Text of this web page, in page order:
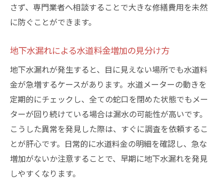
さず、専門業者へ相談することで大きな修繕費用を未然
に防ぐことができます。
地下水漏れによる水道料金増加の見分け方
地下水漏れが発生すると、目に見えない場所でも水道料
金が急増するケースがあります。水道メーターの動きを
定期的にチェックし、全ての蛇口を閉めた状態でもメー
ターが回り続けている場合は漏水の可能性が高いです。
こうした異常を発見した際は、すぐに調査を依頼するこ
とが肝心です。日常的に水道料金の明細を確認し、急な
増加がないか注意することで、早期に地下水漏れを発見
しやすくなります。